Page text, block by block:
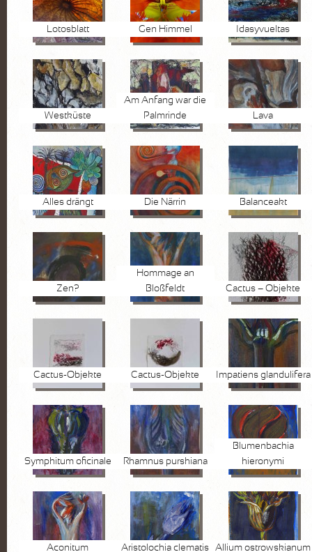
Lotosblatt Gen Himmel Idasyvueltas
Westküste
Am Anfang war die
Palmrinde
Lava
Alles drängt Die Närrin Balanceakt
Zen?
Hommage an
Bloßfeldt
Cactus – Objekte
Cactus-Objekte Cactus-Objekte Impatiens glandulifera
Symphitum oficinale Rhamnus purshiana
Blumenbachia
hieronymi
Aconitum Aristolochia clematis Allium ostrowskianum